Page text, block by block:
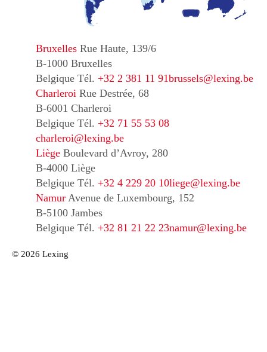
Bruxelles Rue Haute, 139/6
B-1000 Bruxelles
Belgique Tél. +32 2 381 11 91brussels@lexing.be
Charleroi Rue Destrée, 68
B-6001 Charleroi
Belgique Tél. +32 71 55 53 08
charleroi@lexing.be
Liège Boulevard d’Avroy, 280
B-4000 Liège
Belgique Tél. +32 4 229 20 10liege@lexing.be
Namur Avenue de Luxembourg, 152
B-5100 Jambes
Belgique Tél. +32 81 21 22 23namur@lexing.be
© 2026 Lexing